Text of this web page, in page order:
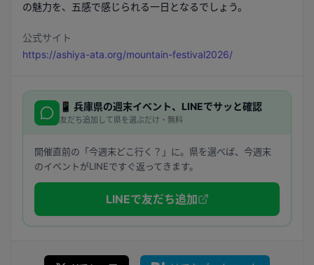
の魅力を、五感で感じられる一日となるでしょう。
公式サイト
https://ashiya-ata.org/mountain-festival2026/
📱 兵庫県の週末イベント、LINEでサッと確認
友だち追加して県を選ぶだけ・無料
開催直前の「今週末どこ行く？」に。県を選べば、今週末
のイベントがLINEですぐ返ってきます。
LINEで友だち追加